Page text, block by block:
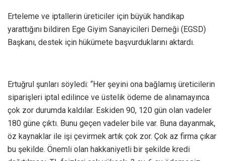
Erteleme ve iptallerin üreticiler için büyük handikap
yarattığını bildiren Ege Giyim Sanayicileri Derneği (EGSD)
Başkanı, destek için hükümete başvurduklarını aktardı.
Ertuğrul şunları söyledi: “Her şeyini ona bağlamış üreticilerin
siparişleri iptal edilince ve üstelik ödeme de alınamayınca
çok zor durumda kaldılar. Eskiden 90, 120 gün olan vadeler
180 güne çıktı. Bunu geçen vadeler bile var. Buna dayanmak,
öz kaynaklar ile işi çevirmek artık çok zor. Çok az firma çıkar
bu şekilde. Önemli olan hakkaniyetli bir şekilde kredi